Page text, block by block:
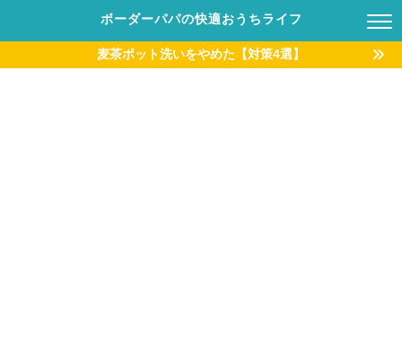
ボーダーパパの快適おうちライフ
麦茶ポット洗いをやめた【対策4選】